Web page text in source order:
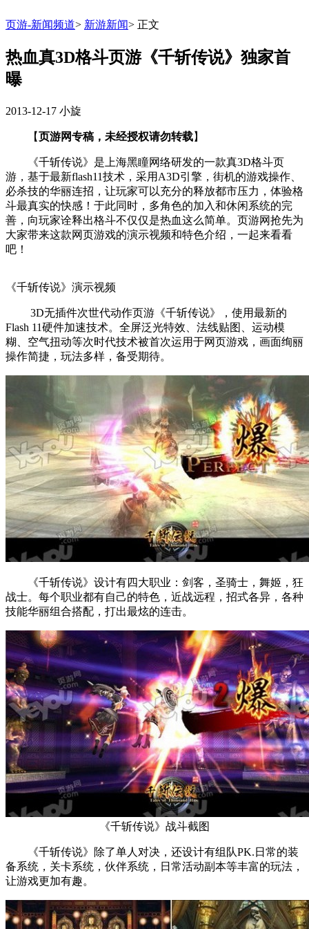
页游-新闻频道> 新游新闻> 正文
热血真3D格斗页游《千斩传说》独家首
曝
2013-12-17 小旋
【页游网专稿，未经授权请勿转载】
《千斩传说》是上海黑瞳网络研发的一款真3D格斗页
游，基于最新flash11技术，采用A3D引擎，街机的游戏操作、
必杀技的华丽连招，让玩家可以充分的释放都市压力，体验格
斗最真实的快感！于此同时，多角色的加入和休闲系统的完
善，向玩家诠释出格斗不仅仅是热血这么简单。页游网抢先为
大家带来这款网页游戏的演示视频和特色介绍，一起来看看
吧！
《千斩传说》演示视频
3D无插件次世代动作页游《千斩传说》，使用最新的
Flash 11硬件加速技术。全屏泛光特效、法线贴图、运动模
糊、空气扭动等次时代技术被首次运用于网页游戏，画面绚丽
操作简捷，玩法多样，备受期待。
《千斩传说》设计有四大职业：剑客，圣骑士，舞姬，狂
战士。每个职业都有自己的特色，近战远程，招式各异，各种
技能华丽组合搭配，打出最炫的连击。
《千斩传说》战斗截图
《千斩传说》除了单人对决，还设计有组队PK.日常的装
备系统，关卡系统，伙伴系统，日常活动副本等丰富的玩法，
让游戏更加有趣。